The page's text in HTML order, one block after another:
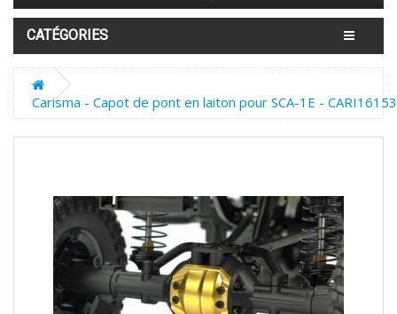
CATÉGORIES
Carisma - Capot de pont en laiton pour SCA-1E - CARI16153